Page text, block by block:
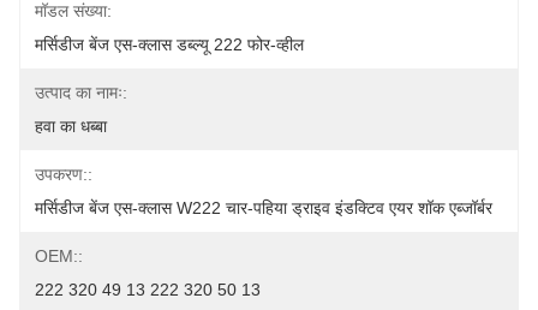
मॉडल संख्या:
मर्सिडीज बेंज एस-क्लास डब्ल्यू 222 फोर-व्हील
उत्पाद का नामः:
हवा का धब्बा
उपकरण::
मर्सिडीज बेंज एस-क्लास W222 चार-पहिया ड्राइव इंडक्टिव एयर शॉक एब्जॉर्बर
OEM::
222 320 49 13 222 320 50 13